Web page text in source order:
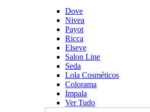
Dove
Nivea
Payot
Ricca
Elseve
Salon Line
Seda
Lola Cosméticos
Colorama
Impala
Ver Tudo